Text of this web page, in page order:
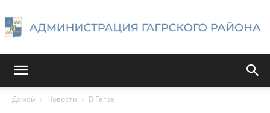
Домой Новости В Гагре